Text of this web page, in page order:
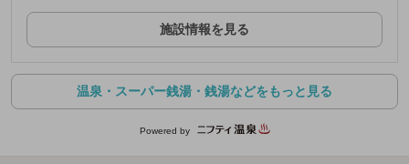
施設情報を見る
温泉・スーパー銭湯・銭湯などをもっと見る
Powered by